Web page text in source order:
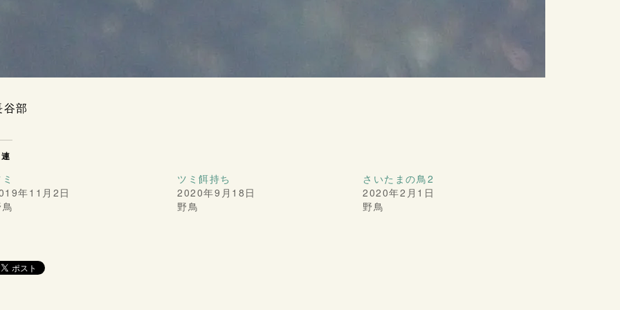
谷部
年11月2日
ツミ餌持ち
2020年9月18日
野鳥
さいたまの鳥2
2020年2月1日
野鳥